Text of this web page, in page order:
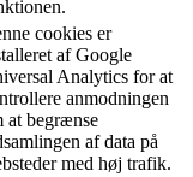
cookies er
af Google
Analytics for at
anmodningen
at begrænse
af ​​data på
med høj trafik.